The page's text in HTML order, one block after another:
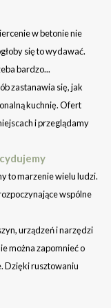
w betonie nie
się to wydawać.
bardzo...
zastanawia się, jak
kuchnię. Ofert
i przeglądamy
to marzenie wielu ludzi.
wspólne
urządzeń i narzędzi
można zapomnieć o
Dzięki rusztowaniu